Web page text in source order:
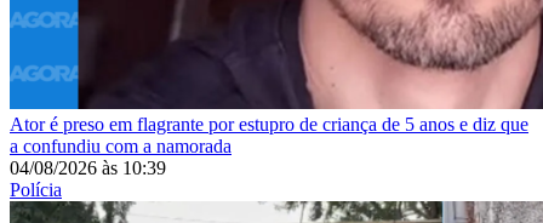
Ator é preso em flagrante por estupro de criança de 5 anos e diz que
a confundiu com a namorada
04/08/2026 às 10:39
Polícia